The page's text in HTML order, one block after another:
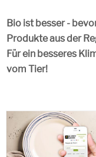
Bio ist besser -
Produkte aus der
Für ein besseres
vom Tier!